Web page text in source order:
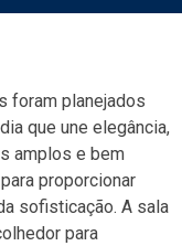
foram planejados
que une elegância,
amplos e bem
proporcionar
sofisticação. A sala
para